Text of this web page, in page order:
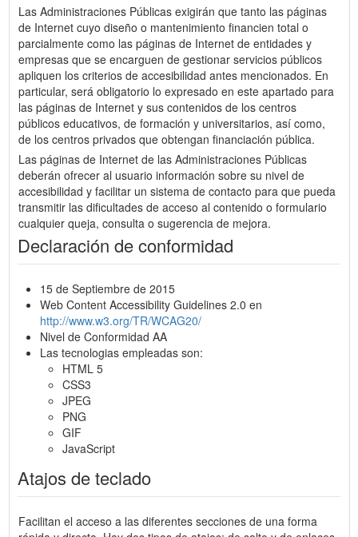
Las Administraciones Públicas exigirán que tanto las páginas
de Internet cuyo diseño o mantenimiento financien total o
parcialmente como las páginas de Internet de entidades y
empresas que se encarguen de gestionar servicios públicos
apliquen los criterios de accesibilidad antes mencionados. En
particular, será obligatorio lo expresado en este apartado para
las páginas de Internet y sus contenidos de los centros
públicos educativos, de formación y universitarios, así como,
de los centros privados que obtengan financiación pública.
Las páginas de Internet de las Administraciones Públicas
deberán ofrecer al usuario información sobre su nivel de
accesibilidad y facilitar un sistema de contacto para que pueda
transmitir las dificultades de acceso al contenido o formulario
cualquier queja, consulta o sugerencia de mejora.
Declaración de conformidad
15 de Septiembre de 2015
Web Content Accessibility Guidelines 2.0 en
http://www.w3.org/TR/WCAG20/
Nivel de Conformidad AA
Las tecnologias empleadas son:
HTML 5
CSS3
JPEG
PNG
GIF
JavaScript
Atajos de teclado
Facilitan el acceso a las diferentes secciones de una forma